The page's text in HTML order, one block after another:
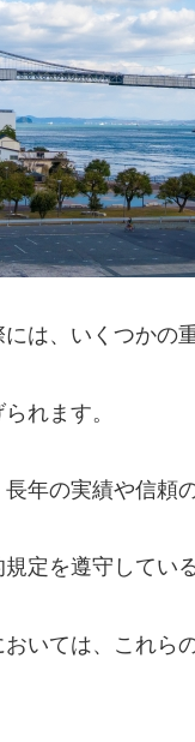
は、いくつかの
れます。
年の実績や信頼
定を遵守してい
いては、これら